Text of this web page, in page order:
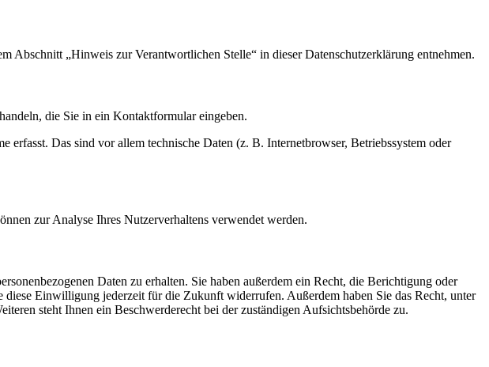
Abschnitt „Hinweis zur Verantwortlichen Stelle“ in dieser Datenschutzerklärung entnehmen.
die Sie in ein Kontaktformular eingeben.
Das sind vor allem technische Daten (z. B. Internetbrowser, Betriebssystem oder
zur Analyse Ihres Nutzerverhaltens verwendet werden.
Daten zu erhalten. Sie haben außerdem ein Recht, die Berichtigung oder
Einwilligung jederzeit für die Zukunft widerrufen. Außerdem haben Sie das Recht, unter
steht Ihnen ein Beschwerderecht bei der zuständigen Aufsichtsbehörde zu.